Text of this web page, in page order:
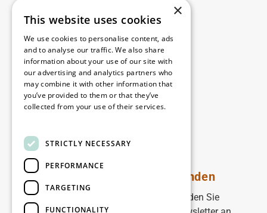
Rechtliches
Disclaimer
Privacy policy
Cookie policy
Kontakt
Bleiben Sie auf dem Laufenden
Bleiben Sie auf dem Laufenden: Melden Sie
×
This website uses cookies
We use cookies to personalise content, ads
and to analyse our traffic. We also share
information about your use of our site with
our advertising and analytics partners who
may combine it with other information that
you’ve provided to them or that they’ve
collected from your use of their services.
STRICTLY NECESSARY
PERFORMANCE
TARGETING
FUNCTIONALITY